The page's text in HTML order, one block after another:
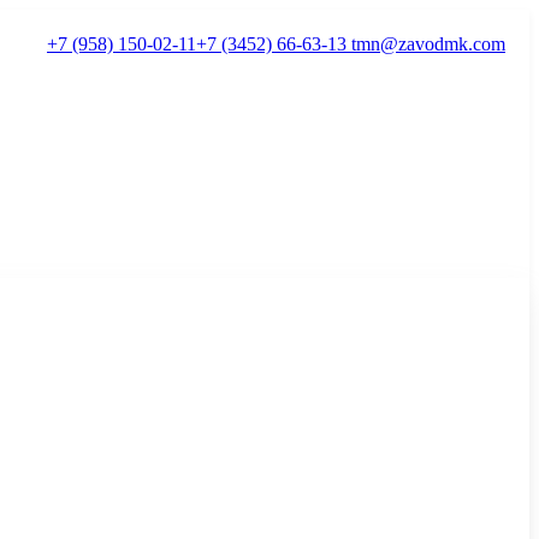
+7 (958) 150-02-11+7 (3452) 66-63-13 tmn@zavodmk.com